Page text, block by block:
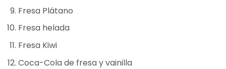
Fresa Plátano
Fresa helada
Fresa Kiwi
Coca-Cola de fresa y vainilla